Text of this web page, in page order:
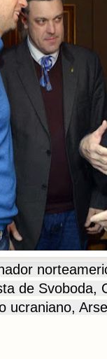
de Svoboda,
ucraniano,